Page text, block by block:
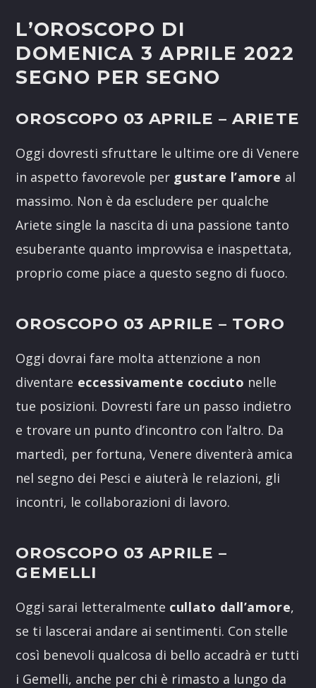
L’OROSCOPO DI
DOMENICA 3 APRILE 2022
SEGNO PER SEGNO
OROSCOPO 03 APRILE – ARIETE
Oggi dovresti sfruttare le ultime ore di Venere
in aspetto favorevole per gustare l’amore al
massimo. Non è da escludere per qualche
Ariete single la nascita di una passione tanto
esuberante quanto improvvisa e inaspettata,
proprio come piace a questo segno di fuoco.
OROSCOPO 03 APRILE – TORO
Oggi dovrai fare molta attenzione a non
diventare eccessivamente cocciuto nelle
tue posizioni. Dovresti fare un passo indietro
e trovare un punto d’incontro con l’altro. Da
martedì, per fortuna, Venere diventerà amica
nel segno dei Pesci e aiuterà le relazioni, gli
incontri, le collaborazioni di lavoro.
OROSCOPO 03 APRILE –
GEMELLI
Oggi sarai letteralmente cullato dall’amore,
se ti lascerai andare ai sentimenti. Con stelle
così benevoli qualcosa di bello accadrà er tutti
i Gemelli, anche per chi è rimasto a lungo da